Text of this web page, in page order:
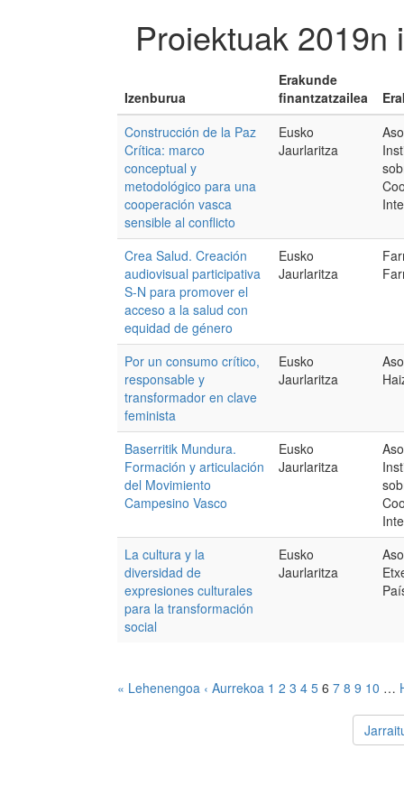
Proiektuak
Izenburua
Erakunde
finantzatzailea
Construcción de la Paz
Crítica: marco
conceptual y
metodológico para una
cooperación vasca
sensible al conflicto
Eusko
Jaurlaritza
Crea Salud. Creación
audiovisual participativa
S-N para promover el
acceso a la salud con
equidad de género
Eusko
Jaurlaritza
Por un consumo crítico,
responsable y
transformador en clave
feminista
Eusko
Jaurlaritza
Baserritik Mundura.
Formación y articulación
del Movimiento
Campesino Vasco
Eusko
Jaurlaritza
La cultura y la
diversidad de
expresiones culturales
para la transformación
social
Eusko
Jaurlaritza
« Lehenengoa ‹ Aurrekoa 1 2 3 4 5 6 7 8 9 10 …